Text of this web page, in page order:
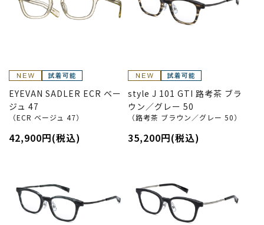
EYEVAN SADLER ECR ベー
ジュ 47
（ECR ベージュ 47）
42,900円(税込)
style J 101 GTI 路考茶 ブラ
ウン／グレー 50
（路考茶 ブラウン／グレー 50）
35,200円(税込)